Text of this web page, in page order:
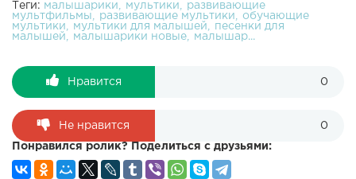
Теги: малышарики мультики
развивающие
мультфильмы
развивающие мультики
обучающие
мультики
мультики для малышей
песенки для
малышей
малышарики новые малышар...
Нравится 0
Не нравится 0
Понравился ролик? Поделиться с друзьями: